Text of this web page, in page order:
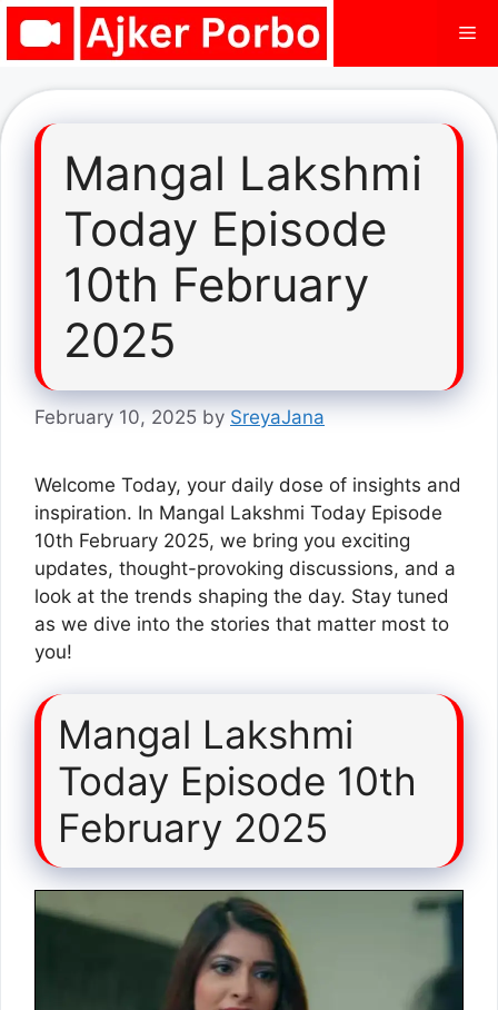
Skip
Mangal Lakshmi
Today Episode
10th February
2025
February 10, 2025 by SreyaJana
Welcome Today, your daily dose of insights and
inspiration. In Mangal Lakshmi Today Episode
10th February 2025, we bring you exciting
updates, thought-provoking discussions, and a
look at the trends shaping the day. Stay tuned
as we dive into the stories that matter most to
you!
Mangal Lakshmi
Today Episode 10th
February 2025